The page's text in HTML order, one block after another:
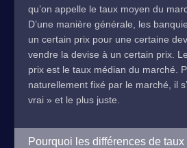
qu’on appelle le taux moyen du
D’une manière générale, les
un certain prix pour une certaine
vendre la devise à un certain prix.
prix est le taux médian du marché.
naturellement fixé par le marché, il
vrai » et le plus juste.
Pourquoi les différences de